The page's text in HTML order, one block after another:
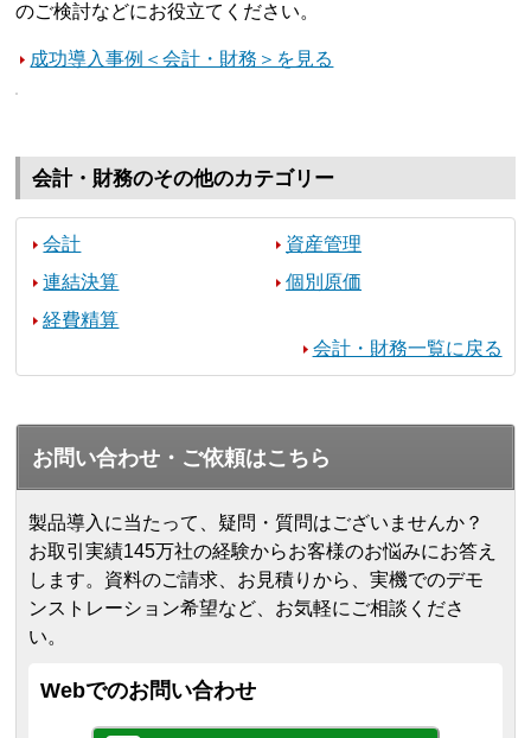
のご検討などにお役立てください。
成功導入事例＜会計・財務＞を見る
会計・財務のその他のカテゴリー
会計
資産管理
連結決算
個別原価
経費精算
会計・財務一覧に戻る
お問い合わせ・ご依頼はこちら
製品導入に当たって、疑問・質問はございませんか？
お取引実績145万社の経験からお客様のお悩みにお答え
します。 資料のご請求、お見積りから、実機でのデモ
ンストレーション希望など、お気軽にご相談くださ
い。
Webでのお問い合わせ